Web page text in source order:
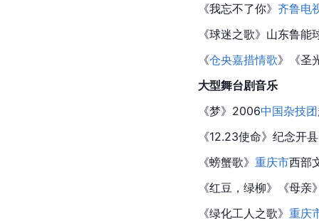
《我忘不了你》 齐鲁电
《球迷之歌》山东鲁能
《仓央嘉措情歌》《圣
大型舞台剧音乐
《梦》2006中国杂技团
《12.23使命》纪念开
《螃蟹歌》 重庆市西部
《红豆，绿柳》《母亲
《绿化工人之歌》 重庆